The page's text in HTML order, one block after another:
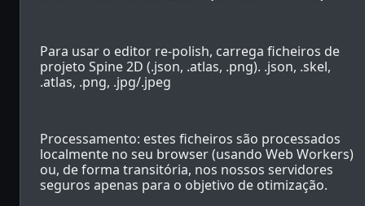
Para usar o editor re-polish, carrega ficheiros de
projeto Spine 2D (.json, .atlas, .png). .json, .skel,
.atlas, .png, .jpg/.jpeg
Processamento: estes ficheiros são processados
localmente no seu browser (usando Web Workers)
ou, de forma transitória, nos nossos servidores
seguros apenas para o objetivo de otimização.